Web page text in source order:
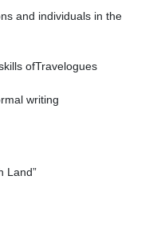
and individuals in the
skills ofTravelogues
writing
Land”